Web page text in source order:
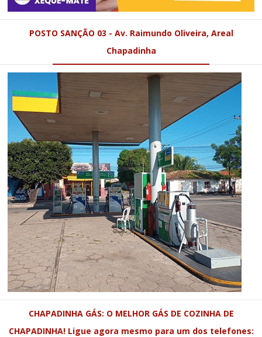
POSTO SANÇÃO 03 - Av. Raimundo Oliveira, Areal
Chapadinha
CHAPADINHA GÁS: O MELHOR GÁS DE COZINHA DE
CHAPADINHA! Ligue agora mesmo para um dos telefones: